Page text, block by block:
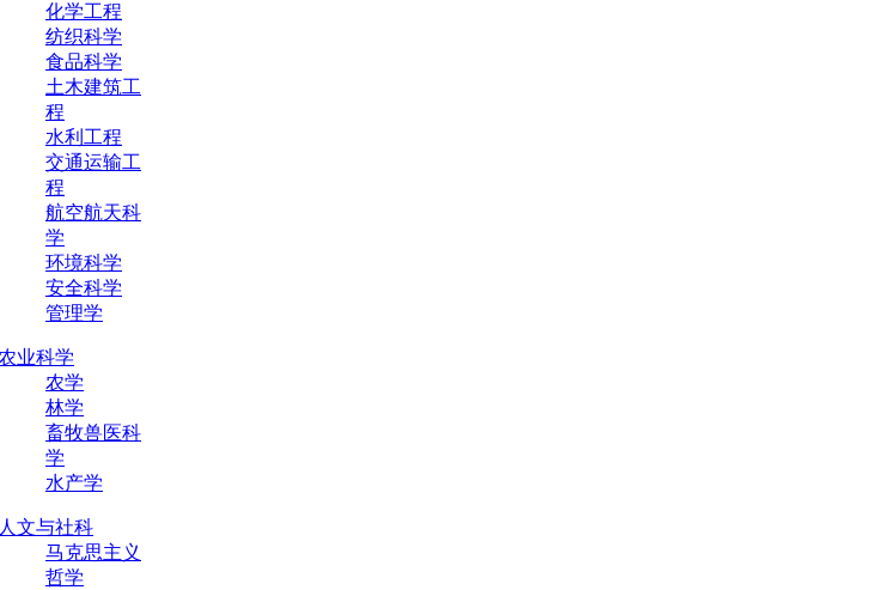
化学工程
纺织科学
食品科学
土木建筑工
程
水利工程
交通运输工
程
航空航天科
学
环境科学
安全科学
管理学
业科学
农学
林学
畜牧兽医科
学
水产学
文与社科
马克思主义
哲学